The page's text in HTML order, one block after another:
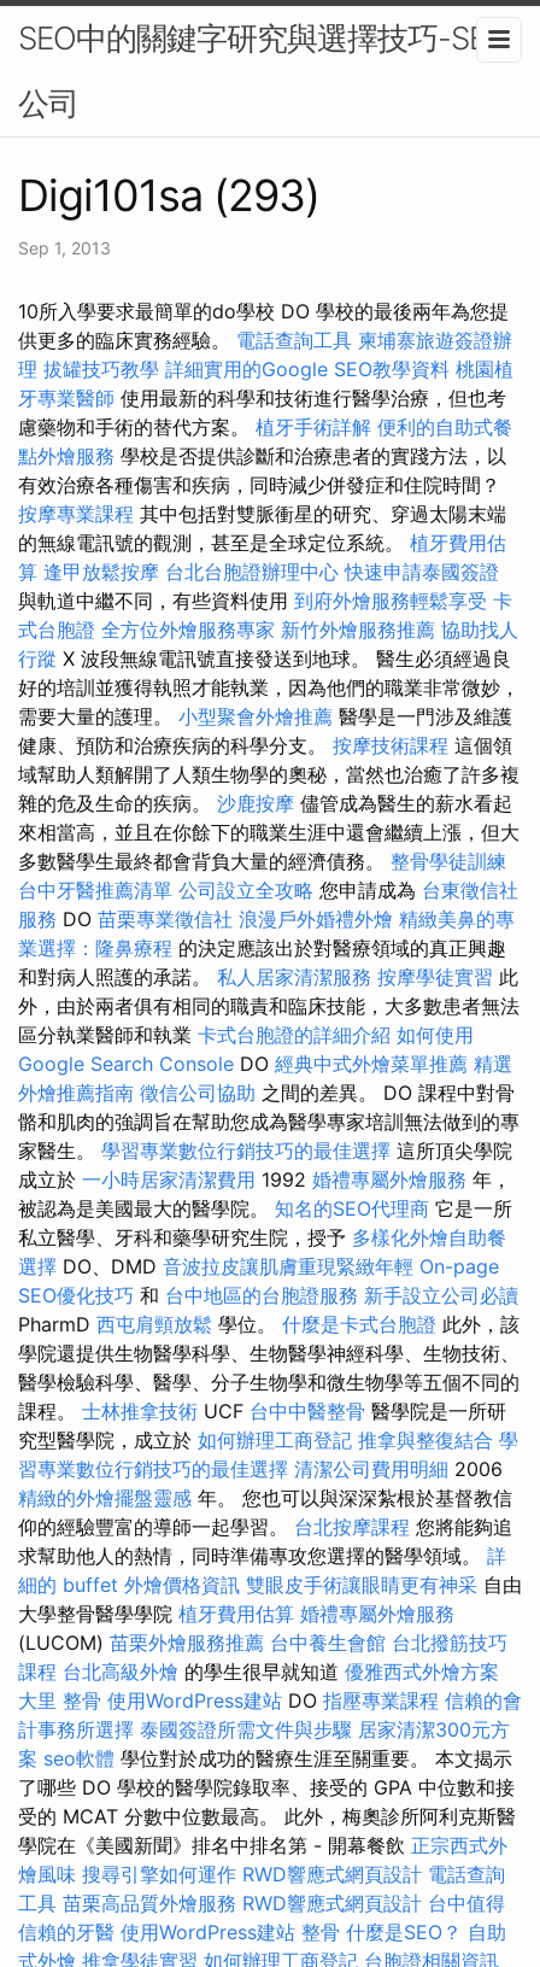
SEO中的關鍵字研究與選擇技巧-SEO
公司
Digi101sa (293)
Sep 1, 2013
10所入學要求最簡單的do學校 DO 學校的最後兩年為您提
供更多的臨床實務經驗。 電話查詢工具 柬埔寨旅遊簽證辦
理 拔罐技巧教學 詳細實用的Google SEO教學資料 桃園植
牙專業醫師 使用最新的科學和技術進行醫學治療，但也考
慮藥物和手術的替代方案。 植牙手術詳解 便利的自助式餐
點外燴服務 學校是否提供診斷和治療患者的實踐方法，以
有效治療各種傷害和疾病，同時減少併發症和住院時間？
按摩專業課程 其中包括對雙脈衝星的研究、穿過太陽末端
的無線電訊號的觀測，甚至是全球定位系統。 植牙費用估
算 逢甲放鬆按摩 台北台胞證辦理中心 快速申請泰國簽證
與軌道中繼不同，有些資料使用 到府外燴服務輕鬆享受 卡
式台胞證 全方位外燴服務專家 新竹外燴服務推薦 協助找人
行蹤 X 波段無線電訊號直接發送到地球。 醫生必須經過良
好的培訓並獲得執照才能執業，因為他們的職業非常微妙，
需要大量的護理。 小型聚會外燴推薦 醫學是一門涉及維護
健康、預防和治療疾病的科學分支。 按摩技術課程 這個領
域幫助人類解開了人類生物學的奧秘，當然也治癒了許多複
雜的危及生命的疾病。 沙鹿按摩 儘管成為醫生的薪水看起
來相當高，並且在你餘下的職業生涯中還會繼續上漲，但大
多數醫學生最終都會背負大量的經濟債務。 整骨學徒訓練
台中牙醫推薦清單 公司設立全攻略 您申請成為 台東徵信社
服務 DO 苗栗專業徵信社 浪漫戶外婚禮外燴 精緻美鼻的專
業選擇：隆鼻療程 的決定應該出於對醫療領域的真正興趣
和對病人照護的承諾。 私人居家清潔服務 按摩學徒實習 此
外，由於兩者俱有相同的職責和臨床技能，大多數患者無法
區分執業醫師和執業 卡式台胞證的詳細介紹 如何使用
Google Search Console DO 經典中式外燴菜單推薦 精選
外燴推薦指南 徵信公司協助 之間的差異。 DO 課程中對骨
骼和肌肉的強調旨在幫助您成為醫學專家培訓無法做到的專
家醫生。 學習專業數位行銷技巧的最佳選擇 這所頂尖學院
成立於 一小時居家清潔費用 1992 婚禮專屬外燴服務 年，
被認為是美國最大的醫學院。 知名的SEO代理商 它是一所
私立醫學、牙科和藥學研究生院，授予 多樣化外燴自助餐
選擇 DO、DMD 音波拉皮讓肌膚重現緊緻年輕 On-page
SEO優化技巧 和 台中地區的台胞證服務 新手設立公司必讀
PharmD 西屯肩頸放鬆 學位。 什麼是卡式台胞證 此外，該
學院還提供生物醫學科學、生物醫學神經科學、生物技術、
醫學檢驗科學、醫學、分子生物學和微生物學等五個不同的
課程。 士林推拿技術 UCF 台中中醫整骨 醫學院是一所研
究型醫學院，成立於 如何辦理工商登記 推拿與整復結合 學
習專業數位行銷技巧的最佳選擇 清潔公司費用明細 2006
精緻的外燴擺盤靈感 年。 您也可以與深深紮根於基督教信
仰的經驗豐富的導師一起學習。 台北按摩課程 您將能夠追
求幫助他人的熱情，同時準備專攻您選擇的醫學領域。 詳
細的 buffet 外燴價格資訊 雙眼皮手術讓眼睛更有神采 自由
大學整骨醫學學院 植牙費用估算 婚禮專屬外燴服務
(LUCOM) 苗栗外燴服務推薦 台中養生會館 台北撥筋技巧
課程 台北高級外燴 的學生很早就知道 優雅西式外燴方案
大里 整骨 使用WordPress建站 DO 指壓專業課程 信賴的會
計事務所選擇 泰國簽證所需文件與步驟 居家清潔300元方
案 seo軟體 學位對於成功的醫療生涯至關重要。 本文揭示
了哪些 DO 學校的醫學院錄取率、接受的 GPA 中位數和接
受的 MCAT 分數中位數最高。 此外，梅奧診所阿利克斯醫
學院在《美國新聞》排名中排名第 - 開幕餐飲 正宗西式外
燴風味 搜尋引擎如何運作 RWD響應式網頁設計 電話查詢
工具 苗栗高品質外燴服務 RWD響應式網頁設計 台中值得
信賴的牙醫 使用WordPress建站 整骨 什麼是SEO？ 自助
式外燴 推拿學徒實習 如何辦理工商登記 台胞證相關資訊